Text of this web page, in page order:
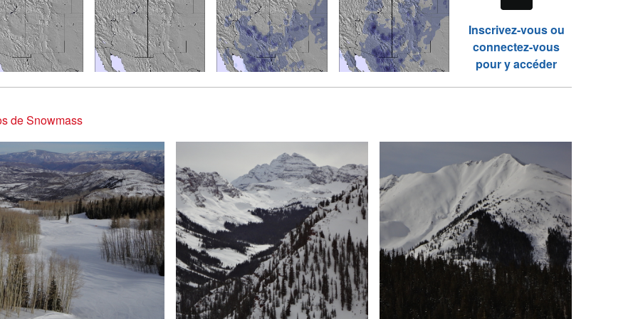
Inscrivez-vous ou
connectez-vous
pour y accéder
de Snowmass